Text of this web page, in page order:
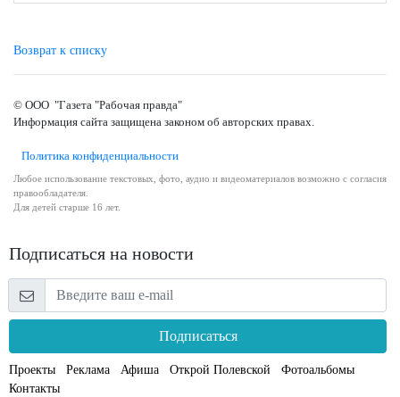
Возврат к списку
© ООО "Газета "Рабочая правда"
Информация сайта защищена законом об авторских правах.
Политика конфиденциальности
Любое использование текстовых, фото, аудио и видеоматериалов возможно с согласия
правообладателя.
Для детей старше 16 лет.
Подписаться на новости
Подписаться
Проекты Реклама Афиша Открой Полевской
Фотоальбомы
Контакты